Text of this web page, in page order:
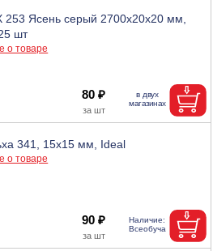
253 Ясень серый 2700х20х20 мм,
шт
о товаре
80 ₽
341, 15х15 мм, Ideal
о товаре
90 ₽